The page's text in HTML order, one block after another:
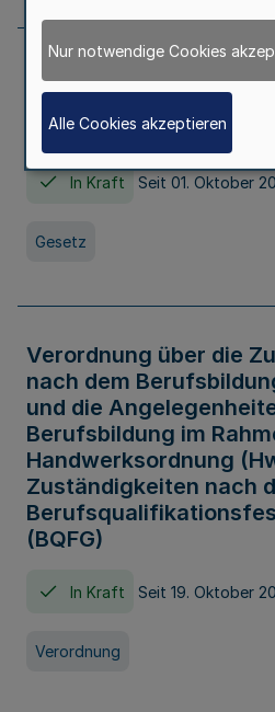
Gesetz über die
Nordrhein-Westfalen
HG)
In Kraft Seit 01. Oktober
Gesetz
Verordnung über die
nach dem
und die
Berufsbildung im
Handwerksordnung
Zuständigkeiten nach
(BQFG)
In Kraft Seit 19. Oktober
Verordnung
Nur notwendige Cookies
Alle Cookies akzeptieren